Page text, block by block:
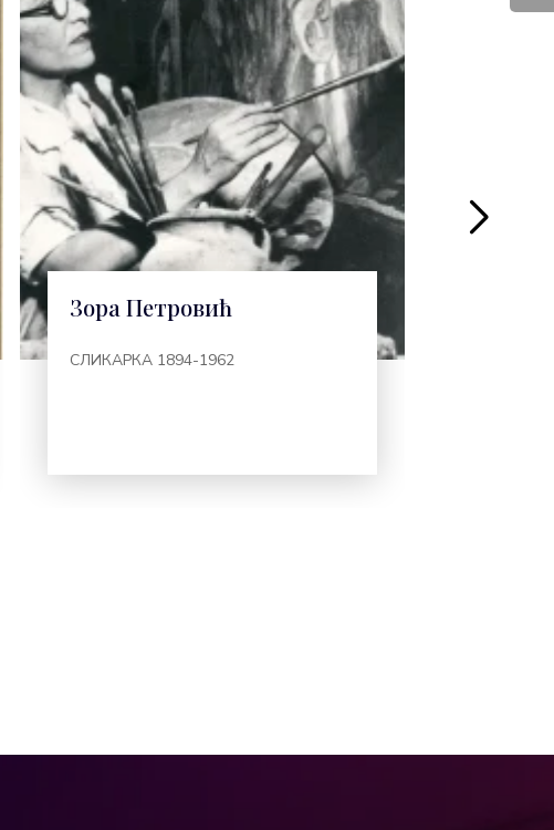
Зора Петровић
СЛИКАРКА 1894-1962